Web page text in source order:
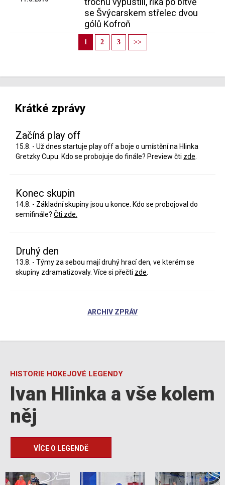
se Švýcarskem střelec dvou
gólů Kofroň
1 2 3 >>
Krátké zprávy
Začíná play off
15.8. - Už dnes startuje play off a boje o umístění na Hlinka
Gretzky Cupu. Kdo se probojuje do finále? Preview čti zde.
Konec skupin
14.8. - Základní skupiny jsou u konce. Kdo se probojoval do
semifinále? Čti zde.
Druhý den
13.8. - Týmy za sebou mají druhý hrací den, ve kterém se
skupiny zdramatizovaly. Více si přečti zde.
ARCHIV ZPRÁV
HISTORIE HOKEJOVÉ LEGENDY
Ivan Hlinka a vše kolem
něj
VÍCE O LEGENDĚ